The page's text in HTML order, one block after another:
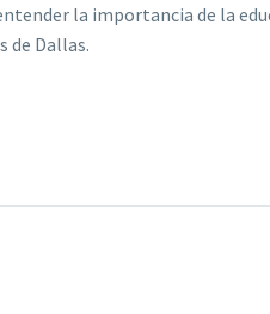
la importancia de la
de Dallas.